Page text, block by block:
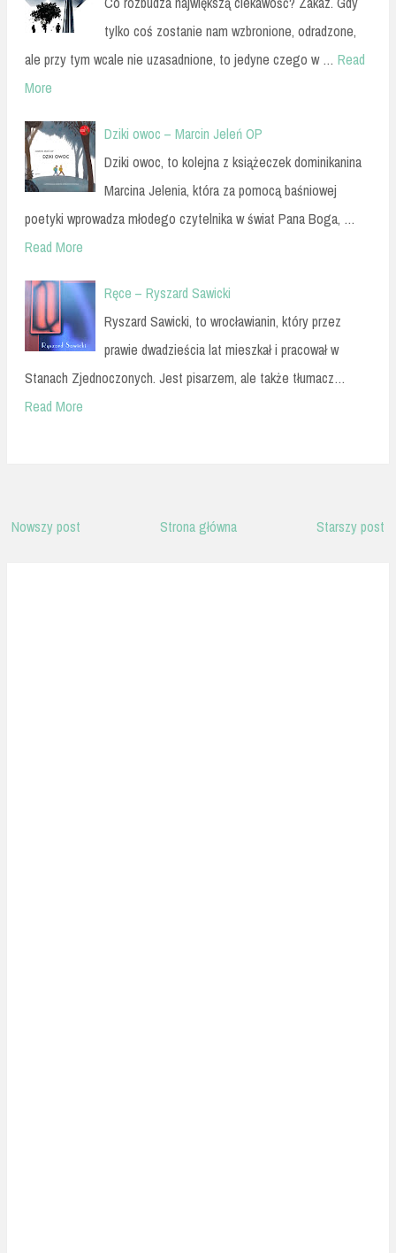
tylko coś zostanie nam wzbronione, odradzone,
ale przy tym wcale nie uzasadnione, to jedyne czego w … Read
More
Dziki owoc – Marcin Jeleń OP
Dziki owoc, to kolejna z książeczek dominikanina
Marcina Jelenia, która za pomocą baśniowej
poetyki wprowadza młodego czytelnika w świat Pana Boga, …
Read More
Ręce – Ryszard Sawicki
Ryszard Sawicki, to wrocławianin, który przez
prawie dwadzieścia lat mieszkał i pracował w
Stanach Zjednoczonych. Jest pisarzem, ale także tłumacz…
Read More
Nowszy post Starszy post
Strona główna